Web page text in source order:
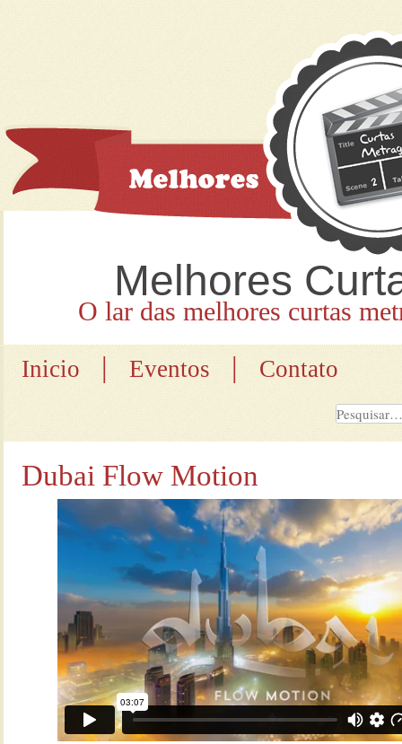
Melhores
O lar das melhores curtas
Inicio | Eventos | Contato
Dubai Flow Motion